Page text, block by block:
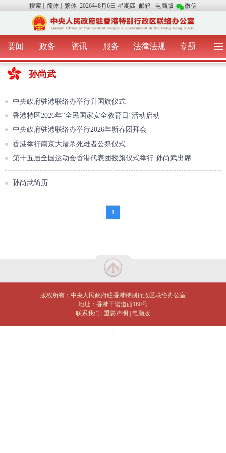
搜索 简体 繁体 2026年8月6日 星期四 邮箱 电脑版 微信
要闻 政务 资讯 服务 法律法规 专题
首 页 图 片 视 频
中央声音
我办动态
办证指引
孙尚武
中央政府驻港联络办举行升国旗仪式
香港特区2026年“全民国家安全教育日”活动启动
中央政府驻港联络办举行2026年新春团拜会
香港举行南京大屠杀死难者公祭仪式
第十五届全国运动会香港代表团授旗仪式举行 孙尚武出席
孙尚武简历
1
版权所有：中央人民政府驻香港特别行政区联络办公室
地址：香港干诺道西160号
联系我们 | 重要声明 | 电脑版
')